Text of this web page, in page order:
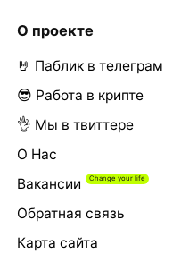
О проекте
🤘 Паблик в телеграм
😎 Работа в крипте
👌 Мы в твиттере
О Нас
Вакансии
Обратная связь
Карта сайта